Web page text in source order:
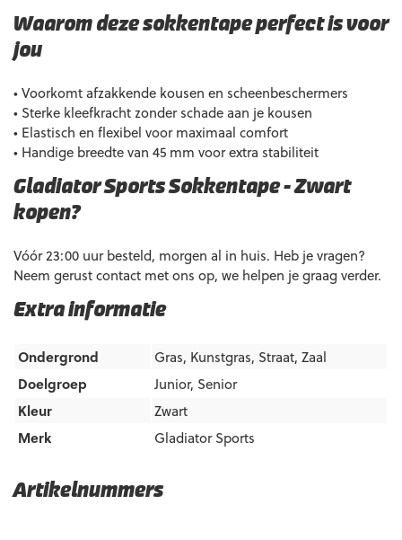
Artikelnummers
Extra informatie
Ondergrond Gras, Kunstgras, Straat, Zaal
Doelgroep
Junior, Senior
Kleur
Zwart
Merk
Gladiator Sports
Waarom deze sokkentape perfect is voor
jou
• Voorkomt afzakkende kousen en scheenbeschermers
• Sterke kleefkracht zonder schade aan je kousen
• Elastisch en flexibel voor maximaal comfort
• Handige breedte van 45 mm voor extra stabiliteit
Gladiator Sports Sokkentape – Zwart
kopen?
Vóór 23:00 uur besteld, morgen al in huis. Heb je vragen?
Neem gerust contact met ons op, we helpen je graag verder.